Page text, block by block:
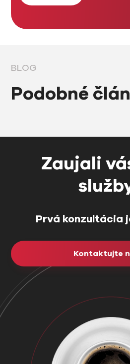
BLOG
Podobné
Zaujali
Prvá konzultácia
Kontaktujte